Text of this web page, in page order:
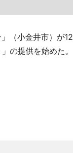
（小金井市）が12
の提供を始めた。